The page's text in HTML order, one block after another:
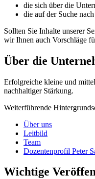
die sich über die
die auf der Suche
Sollten Sie Inhalte unserer
wir Ihnen auch Vorschläge
Über die
Erfolgreiche kleine und
nachhaltiger Stärkung.
Weiterführende
Über uns
Leitbild
Team
Dozentenprofil Peter
Wichtige